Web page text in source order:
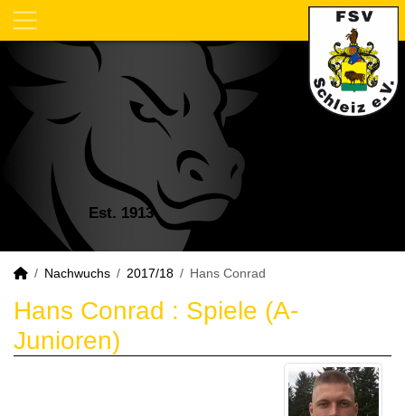
Est. 1913
Nachwuchs 2017/18 Hans Conrad
Hans Conrad : Spiele (A-
Junioren)